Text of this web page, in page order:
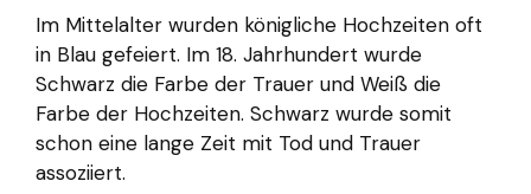
Im Mittelalter wurden königliche Hochzeiten oft
in Blau gefeiert. Im 18. Jahrhundert wurde
Schwarz die Farbe der Trauer und Weiß die
Farbe der Hochzeiten. Schwarz wurde somit
schon eine lange Zeit mit Tod und Trauer
assoziiert.